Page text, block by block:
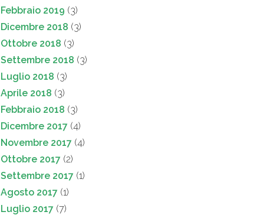
Febbraio 2019 (3)
Dicembre 2018 (3)
Ottobre 2018 (3)
Settembre 2018 (3)
Luglio 2018 (3)
Aprile 2018 (3)
Febbraio 2018 (3)
Dicembre 2017 (4)
Novembre 2017 (4)
Ottobre 2017 (2)
Settembre 2017 (1)
Agosto 2017 (1)
Luglio 2017 (7)